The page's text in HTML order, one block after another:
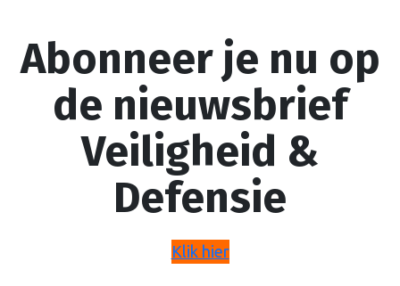
Abonneer je nu op
de nieuwsbrief
Veiligheid &
Defensie
Klik hier